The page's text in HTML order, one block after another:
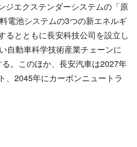
ジエクステンダーシステムの「原
電池システムの3つの新エネルギ
るとともに長安科技公司を設立し
自動車科学技術産業チェーンに
。このほか、長安汽車は2027年
2045年にカーボンニュートラ